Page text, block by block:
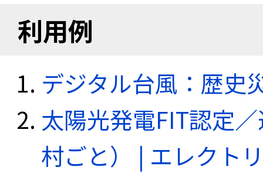
利用例
デジタル台風：歴史
太陽光発電FIT認定
村ごと） | エレクト